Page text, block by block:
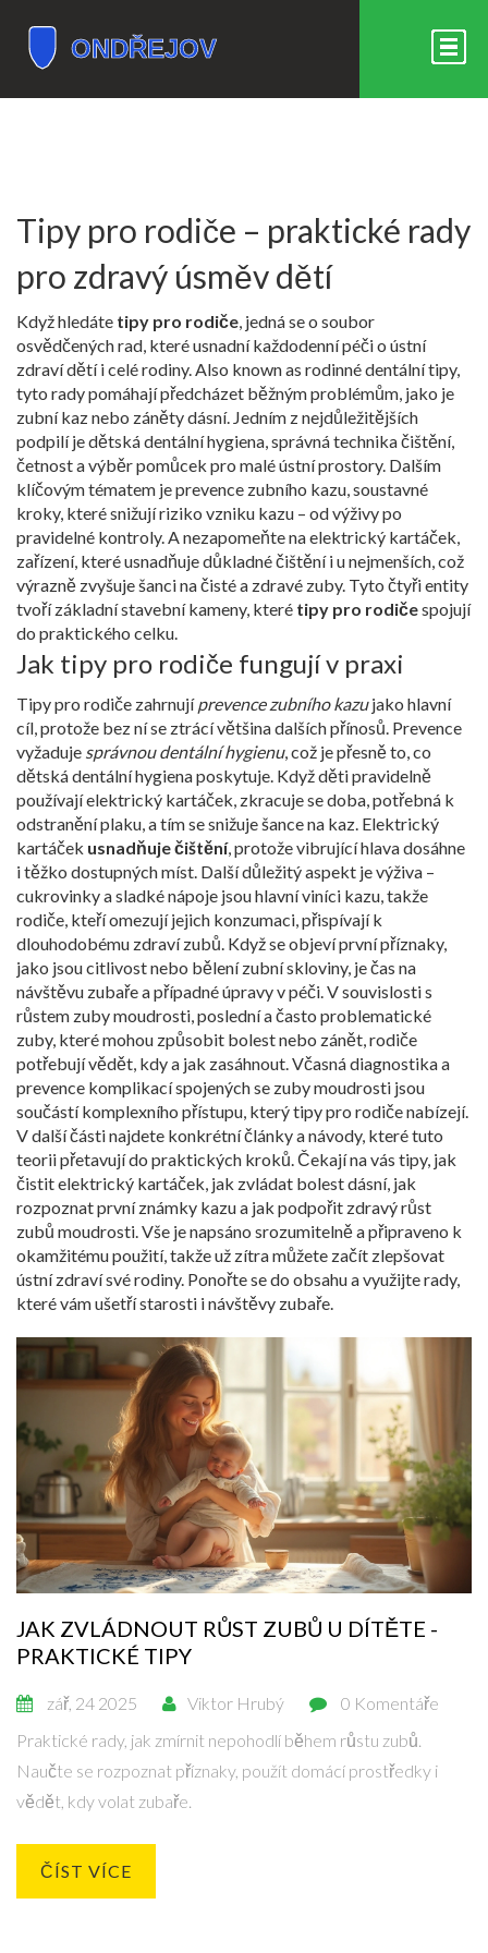
Tipy pro rodiče – praktické rady
pro zdravý úsměv dětí
Když hledáte tipy pro rodiče, jedná se o soubor
osvědčených rad, které usnadní každodenní péči o ústní
zdraví dětí i celé rodiny. Also known as rodinné dentální tipy,
tyto rady pomáhají předcházet běžným problémům, jako je
zubní kaz nebo záněty dásní. Jedním z nejdůležitějších
podpilí jedětská dentální hygiena,správná technika čištění,
četnost a výběr pomůcek pro malé ústní prostory. Dalším
klíčovým tématem jeprevence zubního kazu,soustavné
kroky, které snižují riziko vzniku kazu – od výživy po
pravidelné kontroly. A nezapomeňte naelektrický kartáček,
zařízení, které usnadňuje důkladné čištění i u nejmenších, což
výrazně zvyšuje šanci na čisté a zdravé zuby. Tyto čtyři entity
tvoří základní stavební kameny, které tipy pro rodičespojují
do praktického celku.
Jak tipy pro rodiče fungují v praxi
Tipy pro rodiče zahrnujíprevence zubního kazujako hlavní
cíl, protože bez ní se ztrácí většina dalších přínosů. Prevence
vyžaduje správnou dentální hygienu, což je přesně to, co
dětská dentální hygienaposkytuje. Když děti pravidelně
používají elektrický kartáček, zkracuje se doba, potřebná k
odstranění plaku, a tím se snižuje šance na kaz. Elektrický
kartáček usnadňuje čištění, protože vibrující hlava dosáhne
i těžko dostupných míst. Další důležitý aspekt je výživa –
cukrovinky a sladké nápoje jsou hlavní viníci kazu, takže
rodiče, kteří omezují jejich konzumaci, přispívají k
dlouhodobému zdraví zubů. Když se objeví první příznaky,
jako jsou citlivost nebo bělení zubní skloviny, je čas na
návštěvu zubaře a případné úpravy v péči. V souvislosti s
růstem zuby moudrosti,poslední a často problematické
zuby, které mohou způsobit bolest nebo zánět, rodiče
potřebují vědět, kdy a jak zasáhnout. Včasná diagnostika a
prevence komplikací spojených se zuby moudrosti jsou
součástí komplexního přístupu, který tipy pro rodiče nabízejí.
V další části najdete konkrétní články a návody, které tuto
teorii přetavují do praktických kroků. Čekají na vás tipy, jak
čistit elektrický kartáček, jak zvládat bolest dásní, jak
rozpoznat první známky kazu a jak podpořit zdravý růst
zubů moudrosti. Vše je napsáno srozumitelně a připraveno k
okamžitému použití, takže už zítra můžete začít zlepšovat
ústní zdraví své rodiny. Ponořte se do obsahu a využijte rady,
které vám ušetří starosti i návštěvy zubaře.
JAK ZVLÁDNOUT RŮST ZUBŮ U DÍTĚTE -
PRAKTICKÉ TIPY
zář, 24 2025 Viktor Hrubý
0 Komentáře
Praktické rady, jak zmírnit nepohodlí během růstu zubů.
Naučte se rozpoznat příznaky, použít domácí prostředky i
vědět, kdy volat zubaře.
ČÍST VÍCE